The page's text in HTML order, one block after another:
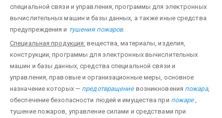
специальной связи и управления, программы для электронных
вычислительных машин и базы данных, а также иные средства
предупреждения и тушения пожаров.
Специальная продукция: вещества, материалы, изделия,
конструкции, программы для электронных вычислительных
машин и базы данных, средства специальной связи и
управления, правовые и организационные меры, основное
назначение которых — предотвращениевозникновения пожара,
обеспечение безопасности людей и имущества при пожаре,
тушение пожаров, управление силами и средствами при